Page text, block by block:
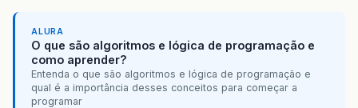
ALURA
O que são algoritmos e lógica de programação e
como aprender?
Entenda o que são algoritmos e lógica de programação e
qual é a importância desses conceitos para começar a
programar